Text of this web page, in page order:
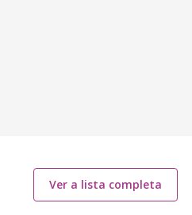
Ver a lista completa